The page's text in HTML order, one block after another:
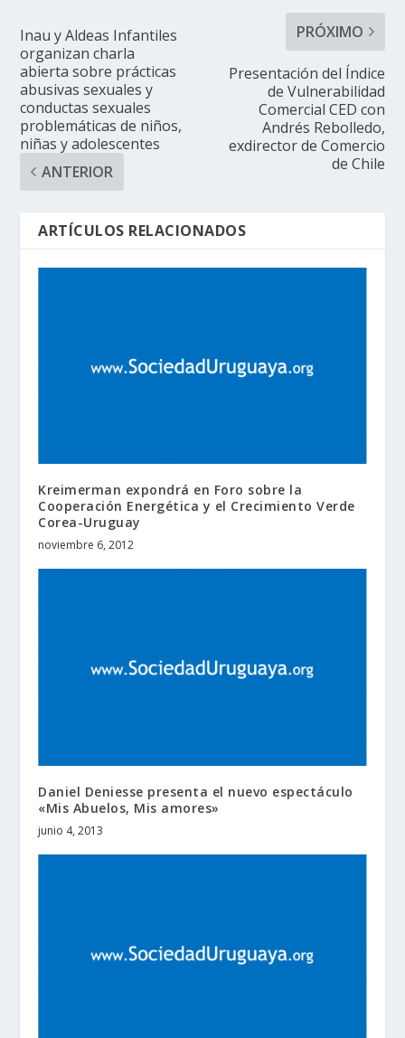
Inau y Aldeas Infantiles
organizan charla
abierta sobre prácticas
abusivas sexuales y
conductas sexuales
problemáticas de niños,
niñas y adolescentes
ANTERIOR
PRÓXIMO
Presentación del Índice
de Vulnerabilidad
Comercial CED con
Andrés Rebolledo,
exdirector de Comercio
de Chile
ARTÍCULOS RELACIONADOS
Kreimerman expondrá en Foro sobre la
Cooperación Energética y el Crecimiento Verde
Corea-Uruguay
noviembre 6, 2012
Daniel Deniesse presenta el nuevo espectáculo
«Mis Abuelos, Mis amores»
junio 4, 2013